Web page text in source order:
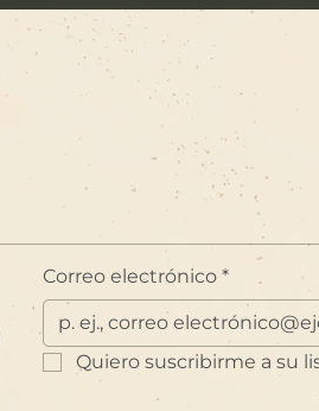
Correo electrónico *
Quiero suscribirme a su